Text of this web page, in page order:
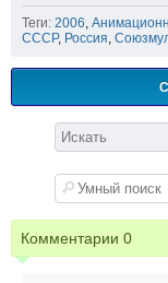
Теги: 2006,
СССР, Россия,
Комментарии 0